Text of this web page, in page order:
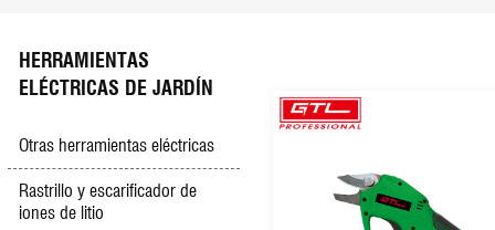
Cultivador de gasolina/diésel
Sacapuntas multifunción
Cortadora de empuje manual
Cargador de batería
HERRAMIENTAS
ELÉCTRICAS DE JARDÍN
Otras herramientas eléctricas
Rastrillo y escarificador de
iones de litio